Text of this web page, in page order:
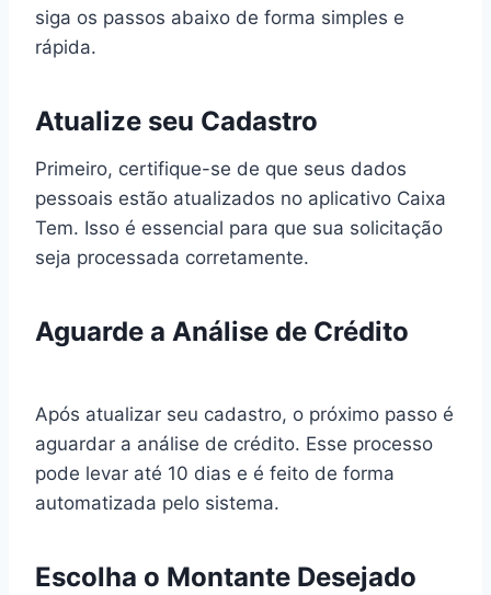
siga os passos abaixo de forma simples e
rápida.
Atualize seu Cadastro
Primeiro, certifique-se de que seus dados
pessoais estão atualizados no aplicativo Caixa
Tem. Isso é essencial para que sua solicitação
seja processada corretamente.
Aguarde a Análise de Crédito
Após atualizar seu cadastro, o próximo passo é
aguardar a análise de crédito. Esse processo
pode levar até 10 dias e é feito de forma
automatizada pelo sistema.
Escolha o Montante Desejado